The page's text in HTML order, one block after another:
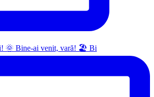
🌞 Bine-ai venit, vară! 🏖 Bi